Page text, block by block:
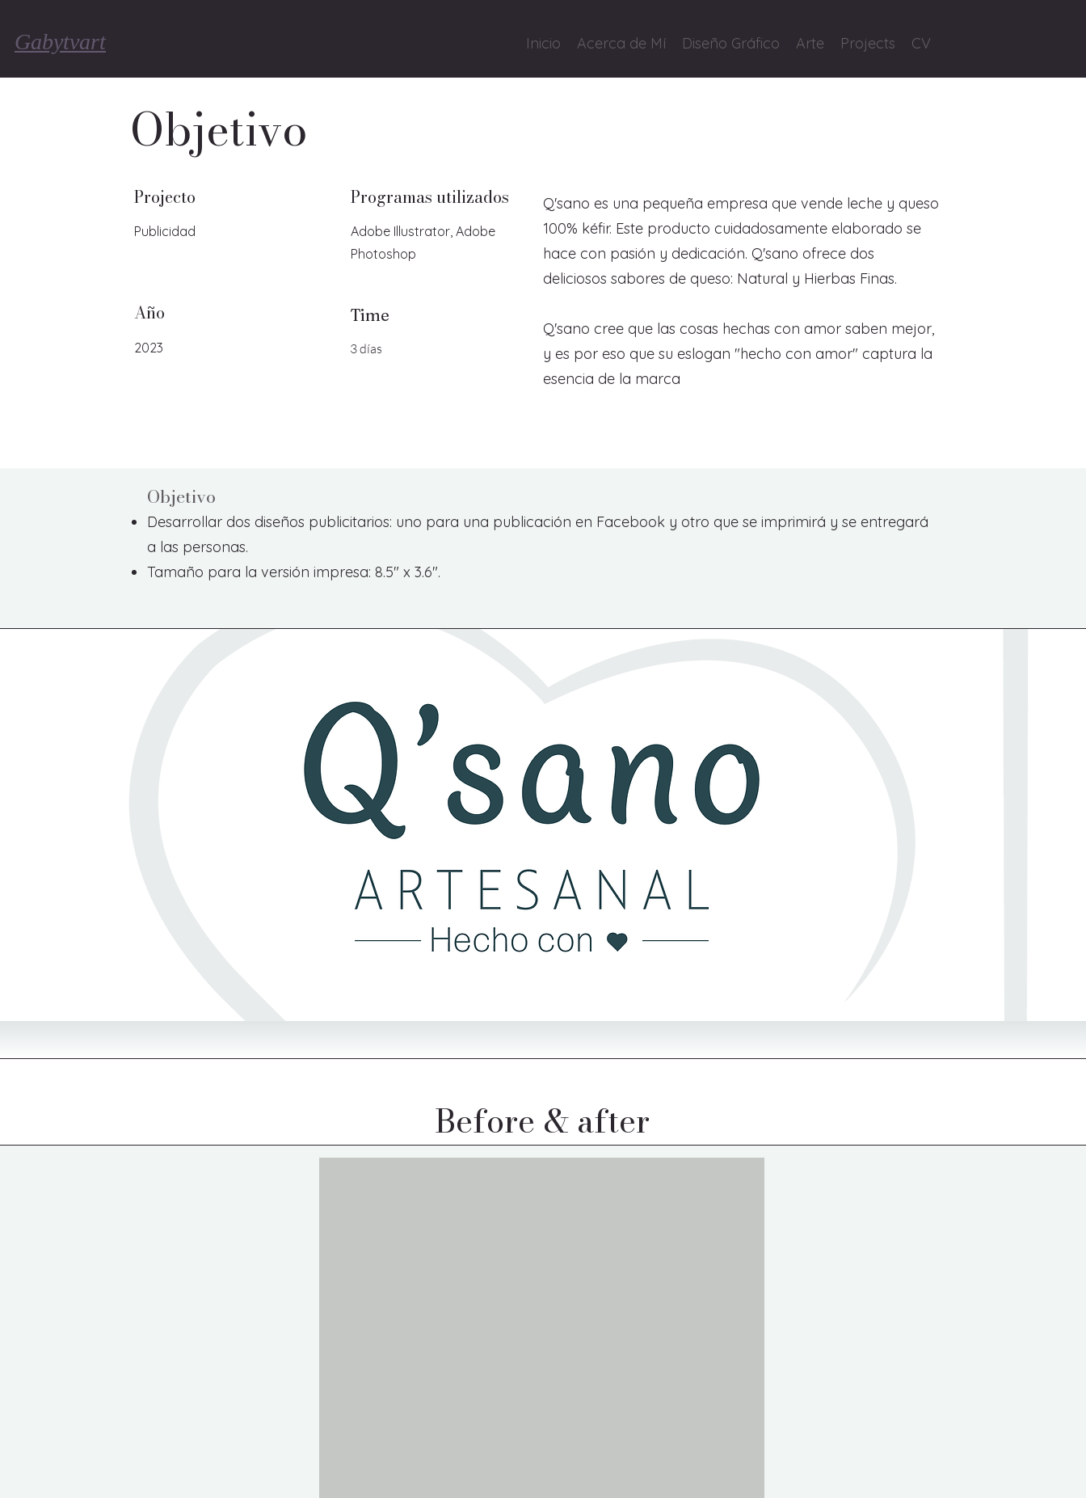
Gabytvart Inicio Acerca de Mí Diseño Gráfico Arte Projects CV
Objetivo
Projecto
Publicidad
Programas utilizados
Adobe Illustrator, Adobe
Photoshop
Año
2023
Time
3 días
Q'sano es una pequeña empresa que vende leche y queso
100% kéfir. Este producto cuidadosamente elaborado se
hace con pasión y dedicación. Q'sano ofrece dos
deliciosos sabores de queso: Natural y Hierbas Finas.
Q'sano cree que las cosas hechas con amor saben mejor,
y es por eso que su eslogan "hecho con amor" captura la
esencia de la marca
Objetivo
Desarrollar dos diseños publicitarios: uno para una publicación en Facebook y otro que se imprimirá y se entregará
a las personas.
Tamaño para la versión impresa: 8.5" x 3.6".
Before & after